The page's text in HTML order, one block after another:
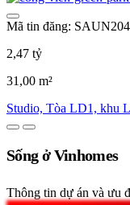
Mã tin đăng:
2,47 tỷ
31,00 m²
Studio, Tòa LD1, khu
Sống ở Vinhomes
Thông tin dự án và ưu